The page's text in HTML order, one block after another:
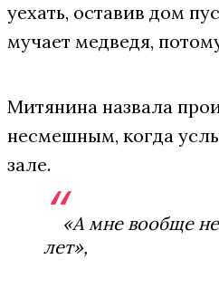
уехать, оставив дом
мучает медведя,
Митянина назвала
несмешным, когда
зале.
«А мне вообще
лет»,